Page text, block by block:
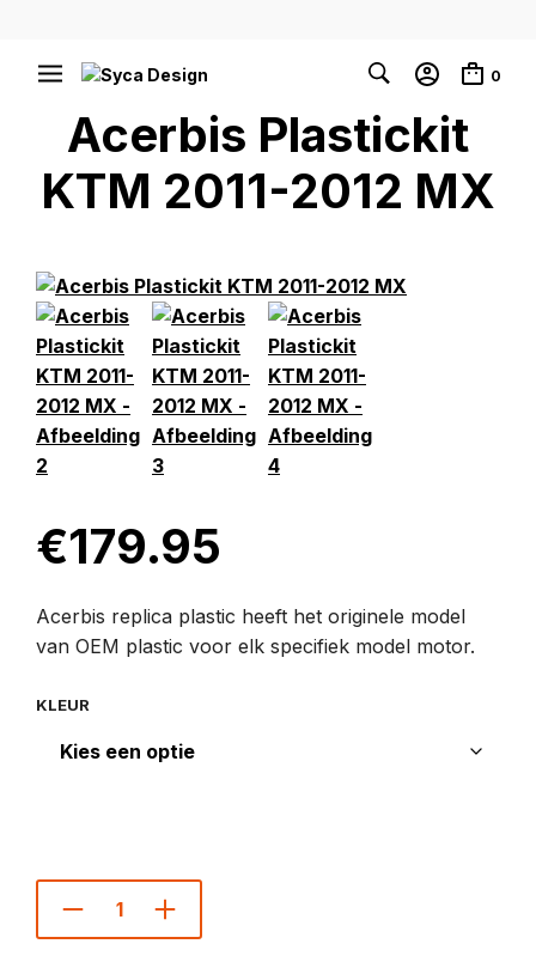
0
Acerbis Plastickit
KTM 2011-2012 MX
€179.95
Acerbis replica plastic heeft het originele model
van OEM plastic voor elk specifiek model motor.
KLEUR